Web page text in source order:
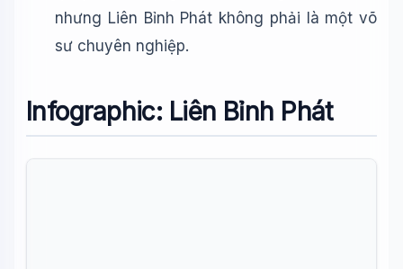
nhưng Liên Bỉnh Phát không phải là một võ
sư chuyên nghiệp.
Infographic: Liên Bỉnh Phát